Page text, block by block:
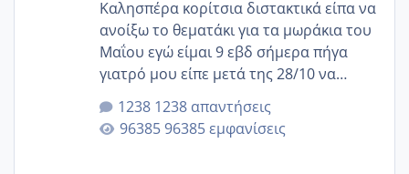
Καλησπέρα κορίτσια διστακτικά είπα να
ανοίξω το θεματάκι για τα μωράκια του
Μαΐου εγώ είμαι 9 εβδ σήμερα πήγα
γιατρό μου είπε μετά της 28/10 να
κλείσω ραντεβού για την αυχενική είναι
καμιά άλλη κοπέλα να γεννάει Μάιο ;;
1238 απαντήσεις
96385 εμφανίσεις